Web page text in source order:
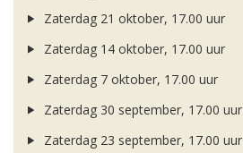
Zaterdag 21 oktober, 17.00 uur
Zaterdag 14 oktober, 17.00 uur
Zaterdag 7 oktober, 17.00 uur
Zaterdag 30 september, 17.00 uur
Zaterdag 23 september, 17.00 uur